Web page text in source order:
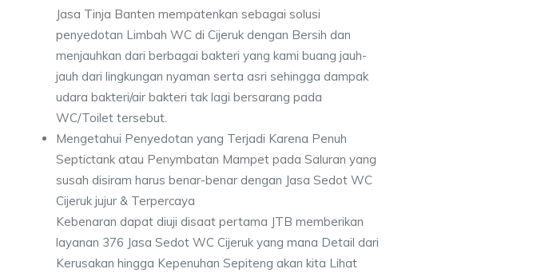
Jasa Tinja Banten mempatenkan sebagai solusi
penyedotan Limbah WC di Cijeruk dengan Bersih dan
menjauhkan dari berbagai bakteri yang kami buang jauh-
jauh dari lingkungan nyaman serta asri sehingga dampak
udara bakteri/air bakteri tak lagi bersarang pada
WC/Toilet tersebut.
Mengetahui Penyedotan yang Terjadi Karena Penuh
Septictank atau Penymbatan Mampet pada Saluran yang
susah disiram harus benar-benar dengan Jasa Sedot WC
Cijeruk jujur & Terpercaya
Kebenaran dapat diuji disaat pertama JTB memberikan
layanan 376 Jasa Sedot WC Cijeruk yang mana Detail dari
Kerusakan hingga Kepenuhan Sepiteng akan kita Lihat